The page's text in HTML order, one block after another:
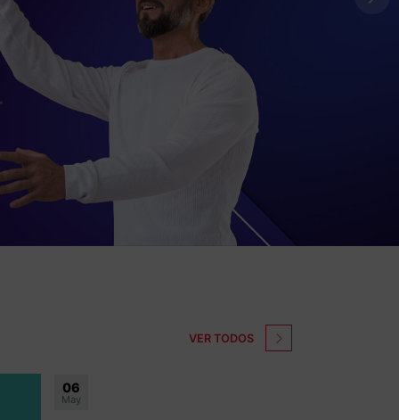
VER TODOS
23
Abr